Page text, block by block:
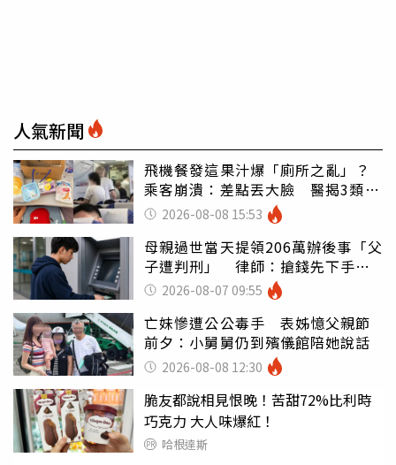
人氣新聞
飛機餐發這果汁爆「廁所之亂」？
乘客崩潰：差點丟大臉 醫揭3類人
別亂喝
2026-08-08 15:53
母親過世當天提領206萬辦後事「父
子遭判刑」 律師：搶錢先下手是
罪 2026-08-07 09:55
亡妹慘遭公公毒手 表姊憶父親節
前夕：小舅舅仍到殯儀館陪她說話
2026-08-08 12:30
脆友都說相見恨晚！苦甜72%比利時
巧克力 大人味爆紅！
哈根達斯